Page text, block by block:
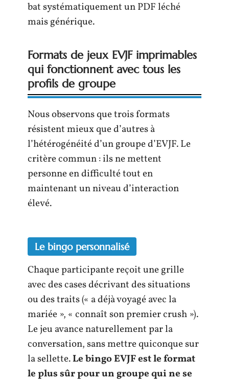
bat systématiquement un PDF léché
mais générique.
Formats de jeux EVJF imprimables
qui fonctionnent avec tous les
profils de groupe
Nous observons que trois formats
résistent mieux que d’autres à
l’hétérogénéité d’un groupe d’EVJF. Le
critère commun : ils ne mettent
personne en difficulté tout en
maintenant un niveau d’interaction
élevé.
Le bingo personnalisé
Chaque participante reçoit une grille
avec des cases décrivant des situations
ou des traits (« a déjà voyagé avec la
mariée », « connaît son premier crush »).
Le jeu avance naturellement par la
conversation, sans mettre quiconque sur
la sellette.Le bingo EVJF est le format
le plus sûr pour un groupe qui ne se